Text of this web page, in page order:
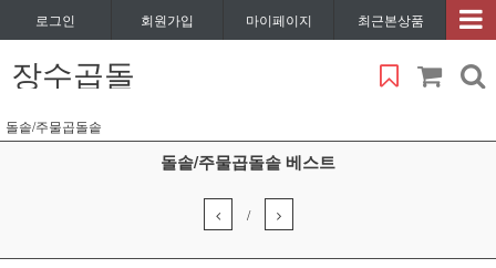
로그인 회원가입 마이페이지 최근본상품
장수곱돌
돌솥/주물곱돌솥
돌솥/주물곱돌솥 베스트
/